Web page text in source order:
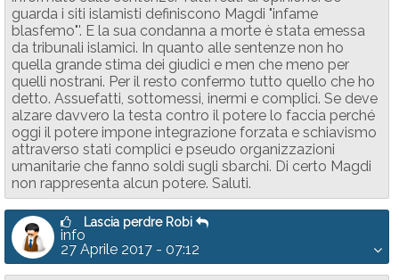
guarda i siti islamisti definiscono Magdi "infame
blasfemo"'. E la sua condanna a morte è stata emessa
da tribunali islamici. In quanto alle sentenze non ho
quella grande stima dei giudici e men che meno per
quelli nostrani. Per il resto confermo tutto quello che ho
detto. Assuefatti, sottomessi, inermi e complici. Se deve
alzare davvero la testa contro il potere lo faccia perché
oggi il potere impone integrazione forzata e schiavismo
attraverso stati complici e pseudo organizzazioni
umanitarie che fanno soldi sugli sbarchi. Di certo Magdi
non rappresenta alcun potere. Saluti.
Lascia perdre Robi
info
27 Aprile 2017 - 07:12